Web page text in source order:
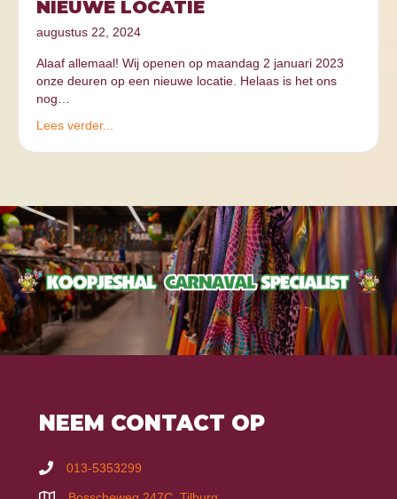
NIEUWE LOCATIE
augustus 22, 2024
Alaaf allemaal! Wij openen op maandag 2 januari 2023
onze deuren op een nieuwe locatie. Helaas is het ons
nog…
Lees verder...
NEEM CONTACT OP
013-5353299